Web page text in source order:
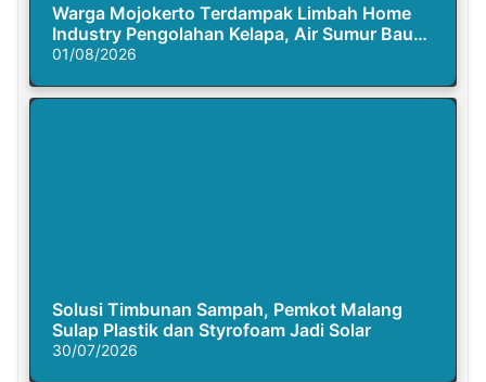
Warga Mojokerto Terdampak Limbah Home
Industry Pengolahan Kelapa, Air Sumur Bau
Busuk
01/08/2026
Solusi Timbunan Sampah, Pemkot Malang
Sulap Plastik dan Styrofoam Jadi Solar
30/07/2026